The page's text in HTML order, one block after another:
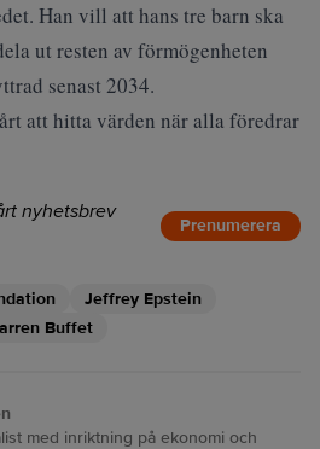
Han vill att hans tre barn ska
ut resten av förmögenheten
senast 2034.
att hitta värden när alla föredrar
nyhetsbrev
Prenumerera
Jeffrey Epstein
Buffet
med inriktning på ekonomi och